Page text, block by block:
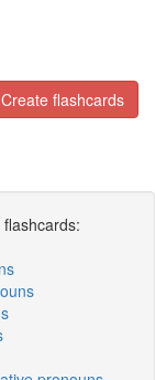
Create flashcards